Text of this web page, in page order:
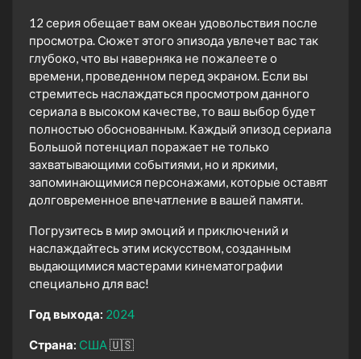
12 серия обещает вам океан удовольствия после
просмотра. Сюжет этого эпизода увлечет вас так
глубоко, что вы наверняка не пожалеете о
времени, проведенном перед экраном. Если вы
стремитесь наслаждаться просмотром данного
сериала в высоком качестве, то ваш выбор будет
полностью обоснованным. Каждый эпизод сериала
Большой потенциал поражает не только
захватывающими событиями, но и яркими,
запоминающимися персонажами, которые оставят
долговременное впечатление в вашей памяти.
Погрузитесь в мир эмоций и приключений и
наслаждайтесь этим искусством, созданным
выдающимися мастерами кинематографии
специально для вас!
Год выхода: 2024
Страна: США 🇺🇸